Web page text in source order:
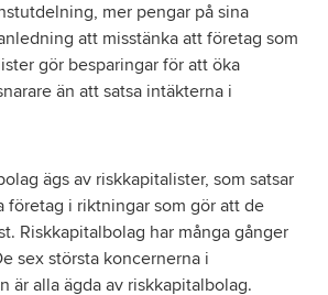
mer pengar på sina
att misstänka att företag som
gör besparingar för att öka
än att satsa intäkterna i
ägs av riskkapitalister, som satsar
företag i riktningar som gör att de
Riskkapitalbolag har många gånger
sex största koncernerna i
är alla ägda av riskkapitalbolag.